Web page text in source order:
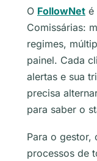
O FollowNet é
Comissárias:
regimes,
painel. Cada
alertas e sua
precisa
para saber o
Para o gestor,
processos de